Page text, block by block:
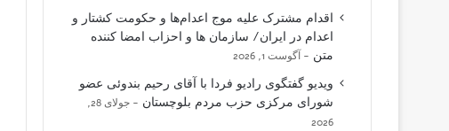
اقدام مشترک علیه موج اعدام‌ها و حکومت کشتار و
اعدام در ایران/ سازمان ها و احزاب امضا کننده
متن
آگوست 1, 2026
ویدیو گفتگوی رادیو فردا با آقای رحیم بندوئی عضو
شورای مرکزی حزب مردم بلوچستان
جولای 28,
2026